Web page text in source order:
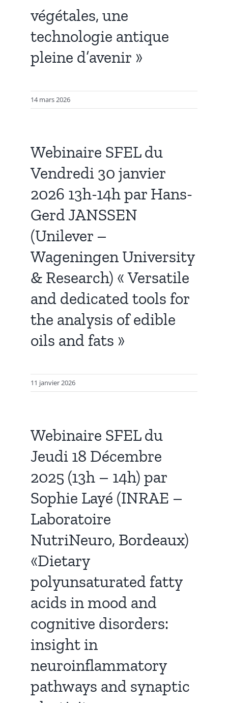
végétales, une
technologie antique
pleine d’avenir »
14 mars 2026
Webinaire SFEL du
Vendredi 30 janvier
2026 13h-14h par Hans-
Gerd JANSSEN
(Unilever –
Wageningen University
& Research) « Versatile
and dedicated tools for
the analysis of edible
oils and fats »
11 janvier 2026
Webinaire SFEL du
Jeudi 18 Décembre
2025 (13h – 14h) par
Sophie Layé (INRAE –
Laboratoire
NutriNeuro, Bordeaux)
«Dietary
polyunsaturated fatty
acids in mood and
cognitive disorders:
insight in
neuroinflammatory
pathways and synaptic